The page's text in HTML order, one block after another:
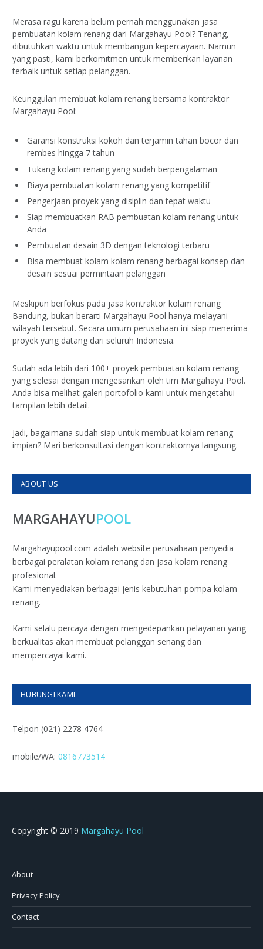
Merasa ragu karena belum pernah menggunakan jasa
pembuatan kolam renang dari Margahayu Pool? Tenang,
dibutuhkan waktu untuk membangun kepercayaan. Namun
yang pasti, kami berkomitmen untuk memberikan layanan
terbaik untuk setiap pelanggan.
Keunggulan membuat kolam renang bersama kontraktor
Margahayu Pool:
Garansi konstruksi kokoh dan terjamin tahan bocor dan
rembes hingga 7 tahun
Tukang kolam renang yang sudah berpengalaman
Biaya pembuatan kolam renang yang kompetitif
Pengerjaan proyek yang disiplin dan tepat waktu
Siap membuatkan RAB pembuatan kolam renang untuk
Anda
Pembuatan desain 3D dengan teknologi terbaru
Bisa membuat kolam kolam renang berbagai konsep dan
desain sesuai permintaan pelanggan
Meskipun berfokus pada jasa kontraktor kolam renang
Bandung, bukan berarti Margahayu Pool hanya melayani
wilayah tersebut. Secara umum perusahaan ini siap menerima
proyek yang datang dari seluruh Indonesia.
Sudah ada lebih dari 100+ proyek pembuatan kolam renang
yang selesai dengan mengesankan oleh tim Margahayu Pool.
Anda bisa melihat galeri portofolio kami untuk mengetahui
tampilan lebih detail.
Jadi, bagaimana sudah siap untuk membuat kolam renang
impian? Mari berkonsultasi dengan kontraktornya langsung.
ABOUT US
MARGAHAYUPOOL
Margahayupool.com adalah website perusahaan penyedia
berbagai peralatan kolam renang dan jasa kolam renang
profesional.
Kami menyediakan berbagai jenis kebutuhan pompa kolam
renang.
Kami selalu percaya dengan mengedepankan pelayanan yang
berkualitas akan membuat pelanggan senang dan
mempercayai kami.
HUBUNGI KAMI
Telpon (021) 2278 4764
mobile/WA: 0816773514
Copyright © 2019 Margahayu Pool
About
Privacy Policy
Contact